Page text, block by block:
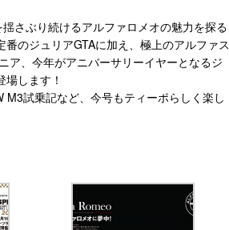
さぶり続けるアルファロメオの魅力を探る
のジュリアGTAに加え、極上のアルファス
ア、今年がアニバーサリーイヤーとなるジ
します！
試乗記など、今号もティーポらしく楽し